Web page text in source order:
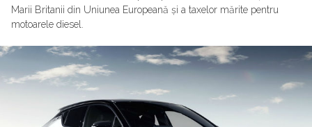
Marii Britanii din Uniunea Europeană și a taxelor mărite pentru
motoarele diesel.